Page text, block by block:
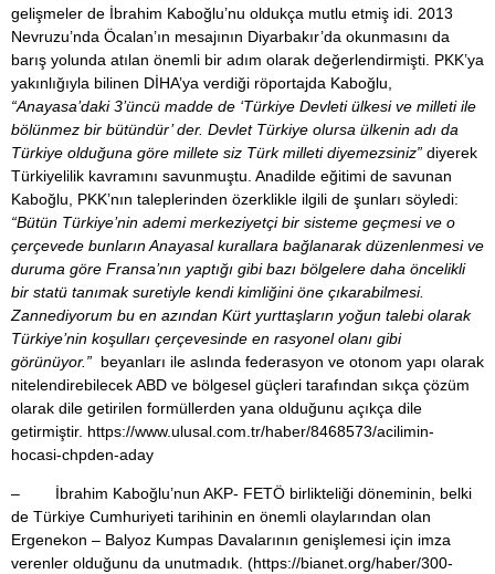
gelişmeler de İbrahim Kaboğlu’nu oldukça mutlu etmiş idi. 2013
Nevruzu’nda Öcalan’ın mesajının Diyarbakır’da okunmasını da
barış yolunda atılan önemli bir adım olarak değerlendirmişti. PKK’ya
yakınlığıyla bilinen DİHA’ya verdiği röportajda Kaboğlu,
“Anayasa’daki 3’üncü madde de ‘Türkiye Devleti ülkesi ve milleti ile
bölünmez bir bütündür’ der. Devlet Türkiye olursa ülkenin adı da
Türkiye olduğuna göre millete siz Türk milleti diyemezsiniz” diyerek
Türkiyelilik kavramını savunmuştu. Anadilde eğitimi de savunan
Kaboğlu, PKK’nın taleplerinden özerklikle ilgili de şunları söyledi:
“Bütün Türkiye’nin ademi merkeziyetçi bir sisteme geçmesi ve o
çerçevede bunların Anayasal kurallara bağlanarak düzenlenmesi ve
duruma göre Fransa’nın yaptığı gibi bazı bölgelere daha öncelikli
bir statü tanımak suretiyle kendi kimliğini öne çıkarabilmesi.
Zannediyorum bu en azından Kürt yurttaşların yoğun talebi olarak
Türkiye’nin koşulları çerçevesinde en rasyonel olanı gibi
görünüyor.” beyanları ile aslında federasyon ve otonom yapı olarak
nitelendirebilecek ABD ve bölgesel güçleri tarafından sıkça çözüm
olarak dile getirilen formüllerden yana olduğunu açıkça dile
getirmiştir. https://www.ulusal.com.tr/haber/8468573/acilimin-
hocasi-chpden-aday
– İbrahim Kaboğlu’nun AKP- FETÖ birlikteliği döneminin, belki
de Türkiye Cumhuriyeti tarihinin en önemli olaylarından olan
Ergenekon – Balyoz Kumpas Davalarının genişlemesi için imza
verenler olduğunu da unutmadık. (https://bianet.org/haber/300-